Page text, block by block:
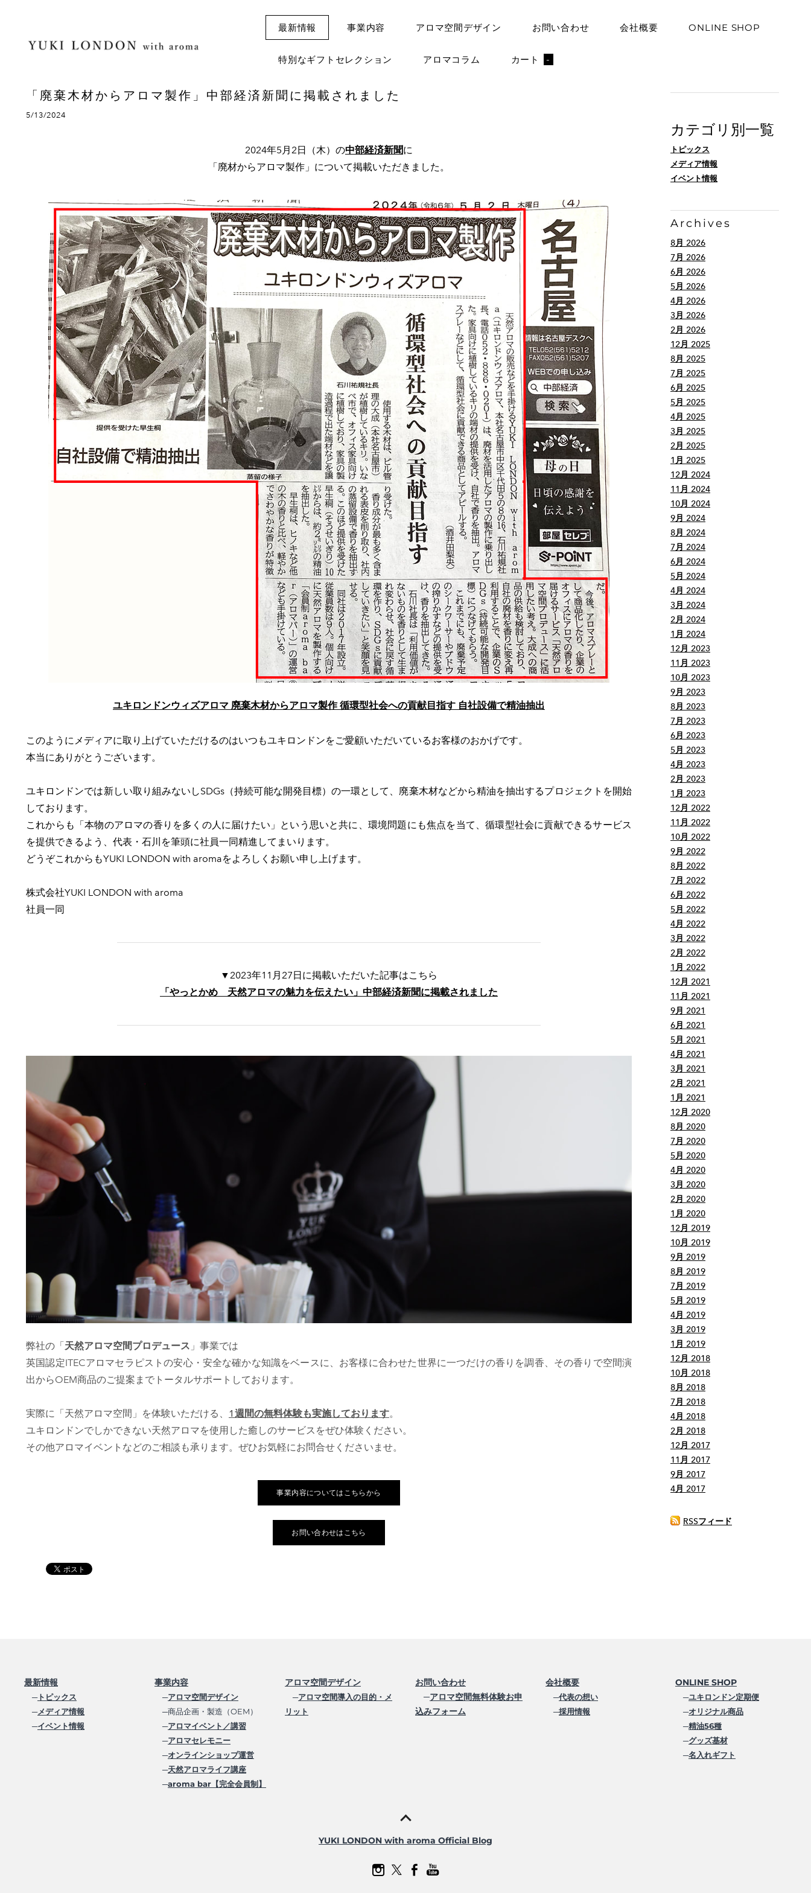
最新情報 事業内容 アロマ空間デザイン お問い合わせ 会社概要 ONLINE SHOP
特別なギフトセレクション アロマコラム カート -
「廃棄木材からアロマ製作」中部経済新聞に掲載されました
5/13/2024
2024年5月2日（木）の中部経済新聞に
「廃材からアロマ製作」について掲載いただきました。
ユキロンドンウィズアロマ 廃棄木材からアロマ製作 循環型社会への貢献目指す 自社設備で精油抽出
このようにメディアに取り上げていただけるのはいつもユキロンドンをご愛顧いただいているお客様のおかげです。
本当にありがとうございます。
ユキロンドンでは新しい取り組みないしSDGs（持続可能な開発目標）の一環として、廃棄木材などから精油を抽出するプロジェクトを開始
しております。
これからも「本物のアロマの香りを多くの人に届けたい」という思いと共に、環境問題にも焦点を当て、循環型社会に貢献できるサービス
を提供できるよう、代表・石川を筆頭に社員一同精進してまいります。
どうぞこれからもYUKI LONDON with aromaをよろしくお願い申し上げます。
株式会社YUKI LONDON with aroma
​社員一同
▼2023年11月27日に掲載いただいた記事はこちら
「やっとかめ 天然アロマの魅力を伝えたい」中部経済新聞に掲載されました
弊社の「天然アロマ空間プロデュース 」事業では
英国認定ITECアロマセラピストの安心・安全な確かな知識をベースに、お客様に合わせた世界に一つだけの香りを調香、その香りで空間演
出からOEM商品のご提案までトータルサポートしております。
実際に「天然アロマ空間」を体験いただける、 1週間の無料体験も実施しております。
ユキロンドンでしかできない天然アロマを使用した癒しのサービスをぜひ体験ください。
その他アロマイベントなどのご相談も承ります。ぜひお気軽にお問合せくださいませ。
事業内容についてはこちらから
お問い合わせはこちら
カテゴリ別一覧
トピックス
メディア情報
イベント情報
Archives
8月 2026
7月 2026
6月 2026
5月 2026
4月 2026
3月 2026
2月 2026
12月 2025
8月 2025
7月 2025
6月 2025
5月 2025
4月 2025
3月 2025
2月 2025
1月 2025
12月 2024
11月 2024
10月 2024
9月 2024
8月 2024
7月 2024
6月 2024
5月 2024
4月 2024
3月 2024
2月 2024
1月 2024
12月 2023
11月 2023
10月 2023
9月 2023
8月 2023
7月 2023
6月 2023
5月 2023
4月 2023
2月 2023
1月 2023
12月 2022
11月 2022
10月 2022
9月 2022
8月 2022
7月 2022
6月 2022
5月 2022
4月 2022
3月 2022
2月 2022
1月 2022
12月 2021
11月 2021
9月 2021
6月 2021
5月 2021
4月 2021
3月 2021
2月 2021
1月 2021
12月 2020
8月 2020
7月 2020
5月 2020
4月 2020
3月 2020
2月 2020
1月 2020
12月 2019
10月 2019
9月 2019
8月 2019
7月 2019
5月 2019
4月 2019
3月 2019
1月 2019
12月 2018
10月 2018
8月 2018
7月 2018
4月 2018
2月 2018
12月 2017
11月 2017
9月 2017
4月 2017
RSSフィード
最新情報
─トピックス
─メディア情報
─イベント情報
事業内容
─アロマ空間デザイン
─商品企画・製造（OEM）
─アロマイベント／講習
─アロマセレモニー
─オンラインショップ運営
─天然アロマライフ講座
─aroma bar【完全会員制】
アロマ空間デザイン
─アロマ空間導入の目的・メ
リット
お問い合わせ
─アロマ空間無料体験お申
込みフォーム
会社概要
─代表の想い
─採用情報
ONLINE SHOP
─ユキロンドン定期便
─オリジナル商品
─精油56種
─グッズ基材
─名入れギフト
YUKI LONDON with aroma Official Blog